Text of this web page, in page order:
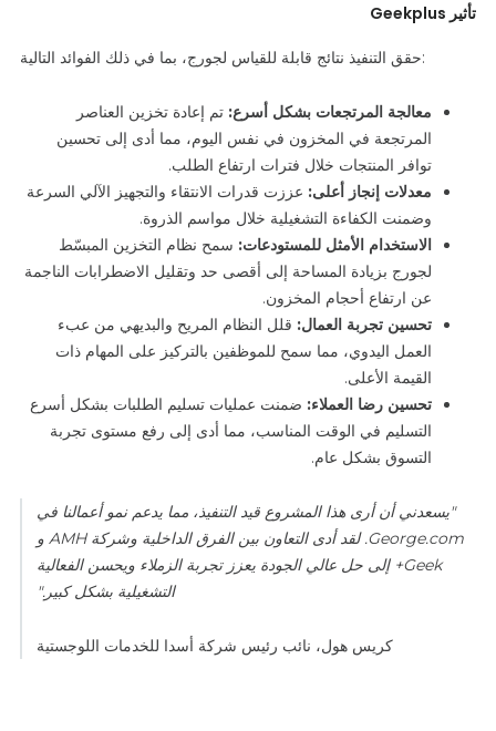
تأثير Geekplus
حقق التنفيذ نتائج قابلة للقياس لجورج، بما في ذلك الفوائد التالية:
معالجة المرتجعات بشكل أسرع: تم إعادة تخزين العناصر
المرتجعة في المخزون في نفس اليوم، مما أدى إلى تحسين
توافر المنتجات خلال فترات ارتفاع الطلب.
معدلات إنجاز أعلى: عززت قدرات الانتقاء والتجهيز الآلي السرعة
وضمنت الكفاءة التشغيلية خلال مواسم الذروة.
الاستخدام الأمثل للمستودعات: سمح نظام التخزين المبسّط
لجورج بزيادة المساحة إلى أقصى حد وتقليل الاضطرابات الناجمة
عن ارتفاع أحجام المخزون.
تحسين تجربة العمال: قلل النظام المريح والبديهي من عبء
العمل اليدوي، مما سمح للموظفين بالتركيز على المهام ذات
القيمة الأعلى.
تحسين رضا العملاء: ضمنت عمليات تسليم الطلبات بشكل أسرع
التسليم في الوقت المناسب، مما أدى إلى رفع مستوى تجربة
التسوق بشكل عام.
"يسعدني أن أرى هذا المشروع قيد التنفيذ، مما يدعم نمو أعمالنا في
George.com. لقد أدى التعاون بين الفرق الداخلية وشركة AMH و
Geek+ إلى حل عالي الجودة يعزز تجربة الزملاء ويحسن الفعالية
التشغيلية بشكل كبير."
كريس هول، نائب رئيس شركة أسدا للخدمات اللوجستية